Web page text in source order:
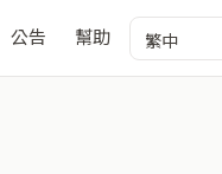
公告 幫助